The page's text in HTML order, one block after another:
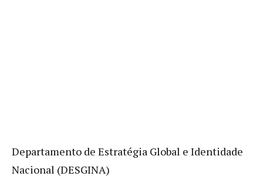
Departamento de Estratégia Global e Identidade
Nacional (DESGINA)